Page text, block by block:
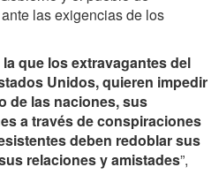
las exigencias de los
que los extravagantes del
Unidos, quieren impedir
de las naciones, sus
a través de conspiraciones
deben redoblar sus
relaciones y amistades”,